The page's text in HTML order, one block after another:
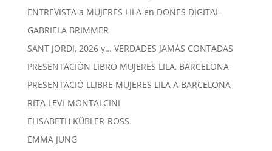
ENTREVISTA a MUJERES LILA en DONES DIGITAL
GABRIELA BRIMMER
SANT JORDI, 2026 y… VERDADES JAMÁS CONTADAS
PRESENTACIÓN LIBRO MUJERES LILA, BARCELONA
PRESENTACIÓ LLIBRE MUJERES LILA A BARCELONA
RITA LEVI-MONTALCINI
ELISABETH KÜBLER-ROSS
EMMA JUNG